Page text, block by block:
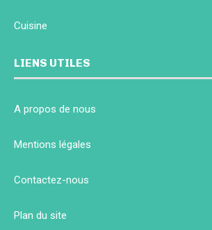
Cuisine
LIENS UTILES
A propos de nous
Mentions légales
Contactez-nous
Plan du site